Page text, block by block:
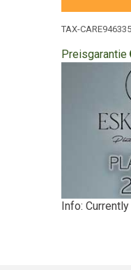
TAX-
Preisgarantie
Info: